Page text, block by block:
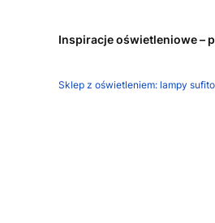
Inspiracje oświetleniowe –
Sklep z oświetleniem: lampy